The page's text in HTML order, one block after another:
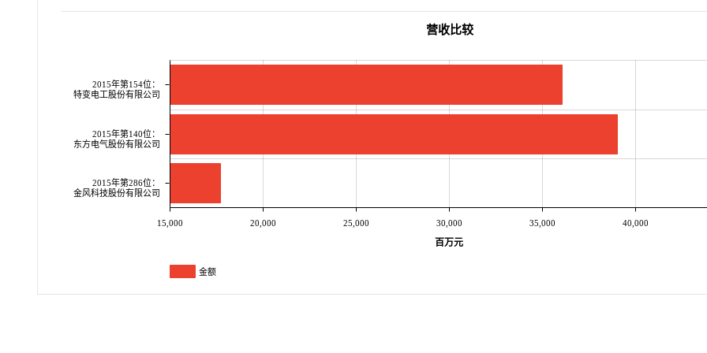
2015年第154位：
特变电工股份有限公司
2015年第140位：
东方电气股份有限公司
2015年第286位：
金风科技股份有限公司
15,000 20,000 25,000 30,000 35,000 40,000
百万元
营收比较
金额